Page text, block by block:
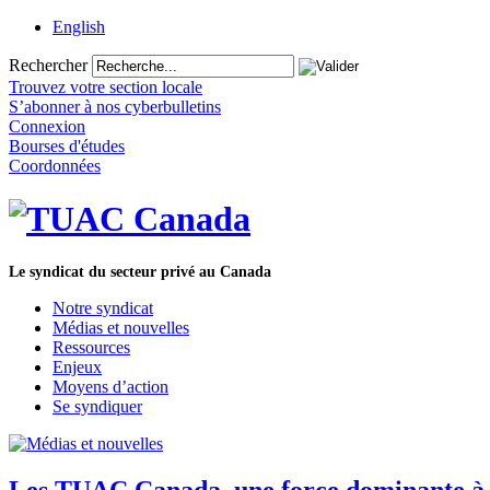
English
Rechercher
Trouvez votre section locale
S’abonner à nos cyberbulletins
Connexion
Bourses d'études
Coordonnées
Le syndicat du secteur privé au Canada
Notre syndicat
Médias et nouvelles
Ressources
Enjeux
Moyens d’action
Se syndiquer